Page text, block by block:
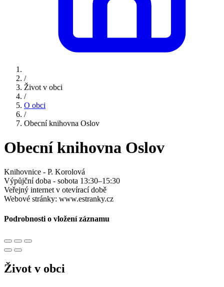
/
Život v obci
/
O obci
/
Obecní knihovna Oslov
Obecní knihovna Oslov
Knihovnice - P. Korolová
Výpůjční doba - sobota 13:30–15:30
Veřejný internet v otevírací době
Webové stránky: www.estranky.cz
Podrobnosti o vložení záznamu
Život v obci